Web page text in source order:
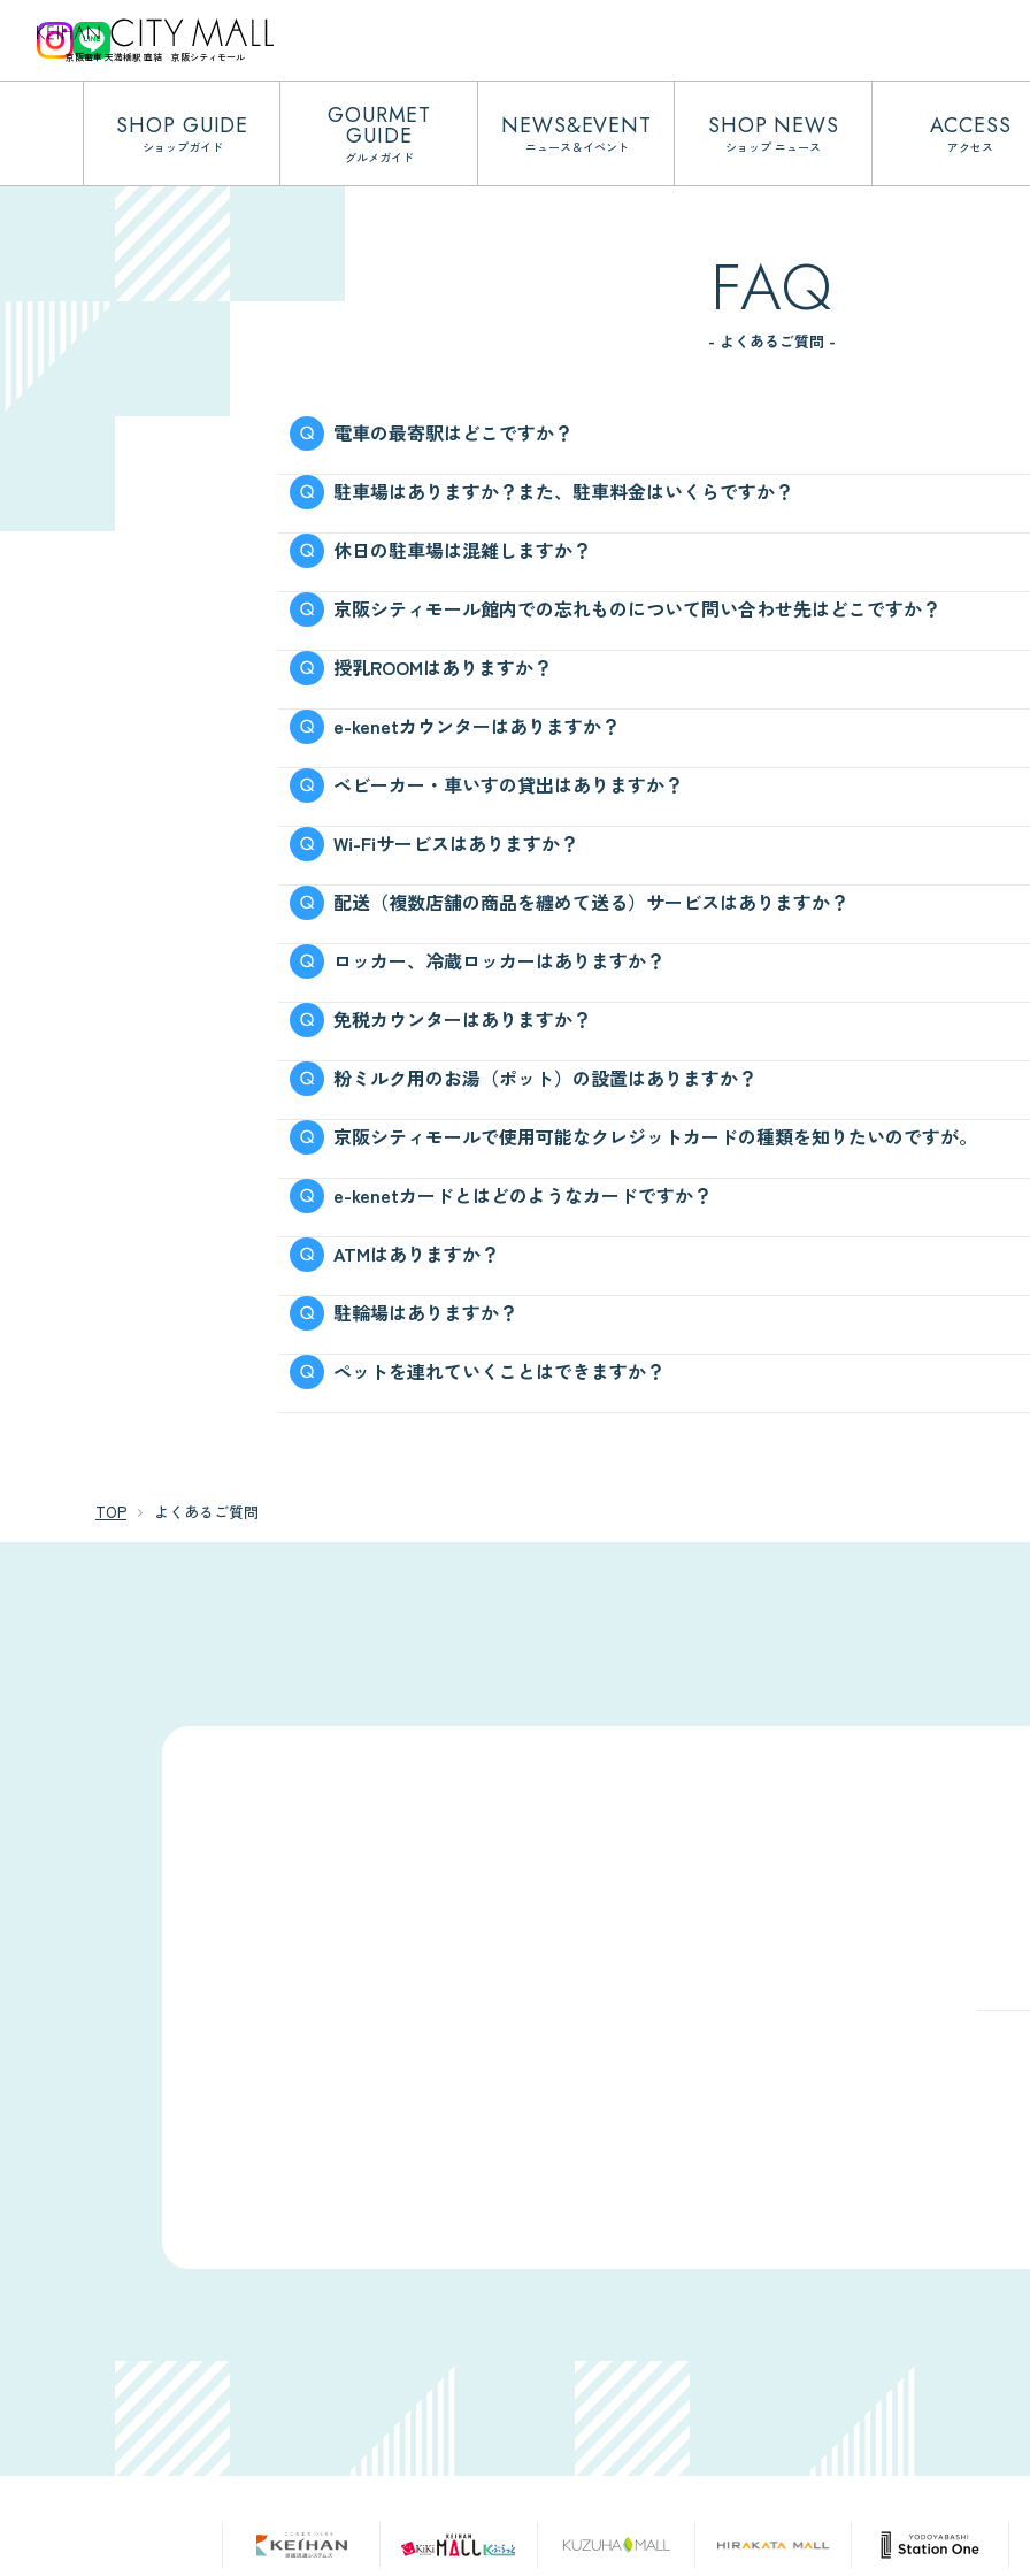
京阪電車 天満橋駅 直結 京阪シティモール
SHOP GUIDE
ショップガイド
GOURMET
GUIDE
グルメガイド
NEWS&EVENT
ニュース＆イベント
SHOP NEWS
ショップ ニュース
ACCESS
アクセス
FAQ
- よくあるご質問 -
電車の最寄駅はどこですか？
京阪電車・Osaka Metro谷町線、「天満橋駅」下車すぐです。詳しくは
駐車場はありますか？また、駐車料金はいくらですか？
京阪シティモールB3F駐車場、OMM駐車場（2ヶ所）、天満八軒家駐車場の4カ所を合わせて約
休日の駐車場は混雑しますか？
休日の駐車場の混雑は12時台にピークを迎えます。この時間帯を中心に混雑する場合がございま
京阪シティモール館内での忘れものについて問い合わせ先はどこですか？
当日の忘れものであれば京阪シティモール代表番号へ（06-6944-5088）、当日以外の忘れもの
なお、館内の拾得物は毎週水曜日に東警察署へ持ち込んでおります。
授乳ROOMはありますか？
2Fと、3Fにご用意しております。詳しくは
e-kenetカウンターはありますか？
京阪シティモール内にはございません。e-kenetポイント専用カードのご入会（有料／￥500）の
コールセンター（06-6944-2899）までお問い合わせくださいませ。
e-kenetカウンター設置場所はこちら
ベビーカー・車いすの貸出はありますか？
ベビーカーは1Fインフォメーション前のベビーカー置き場、車いすは1Fインフォメーションに
ベビーカーのご利用対象年齢は、生後2ヶ月～3歳（36ケ月）になります。車いすの貸出と合わせ
20:00となります。所定の返却場所までのご返却にご協力ください。また、京阪シティモール館
※台数に限りがございますのでお貸しできない場合がございます。あらかじめご了承ください。
Wi-Fiサービスはありますか？
8Fフロアにて無料Wi-Fiに接続いただけます。利用時間は1回120分までとなりますので、120分を
配送（複数店舗の商品を纏めて送る）サービスはありますか？
京阪シティモールからの提供サービスはございません。配送ご利用の際は店舗により料金・配送
ロッカー、冷蔵ロッカーはありますか？
京阪シティモール館内への設置はございません。あしからずご了承くださいませ。
免税カウンターはありますか？
各免税受付店舗にて対応しております。各店舗までお問い合わせくださいませ。
粉ミルク用のお湯（ポット）の設置はありますか？
2F『赤ちゃん休憩室』に、調乳機を設置しております。（電子レンジ・スケールは設置しており
京阪シティモールで使用可能なクレジットカードの種類を知りたいのですが。
JCB、VISA、UC、DCなど上記のクレジットカードがご利用いただけます。
e-kenetカードとはどのようなカードですか？
京阪グループ共通カードです。お買い物によりおけいはんポイントが貯まる便利なカードです。
ATMはありますか？
MBFにセブン銀行ATM、B1Fにりそな銀行ATMがございます。
駐輪場はありますか？
京阪シティモール運営の駐輪場はございませんが、近隣に4ヶ所程機械式駐輪場がございます。(
ペットを連れていくことはできますか？
TOP よくあるご質問